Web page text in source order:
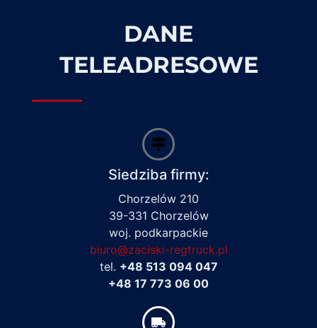
DANE
TELEADRESOWE
Siedziba firmy:
Chorzelów 210
39-331 Chorzelów
woj. podkarpackie
biuro@zaciski-regtruck.pl
tel. +48 513 094 047
+48 17 773 06 00